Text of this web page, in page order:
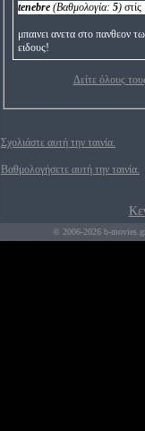
tenebre (Βαθμολογία: 5)
μπαινει ανετα στο πανθεον
ειδους!
Δείτε όλους
Σχολιάστε αυτή την ταινία.
Βαθμολογήσετε αυτή την ταινία.
© 2006-2026 b-